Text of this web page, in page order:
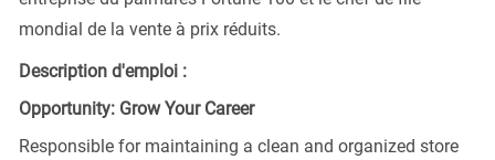
mondial de la vente à prix réduits.
Description d'emploi :
Opportunity: Grow Your Career
Responsible for maintaining a clean and organized store